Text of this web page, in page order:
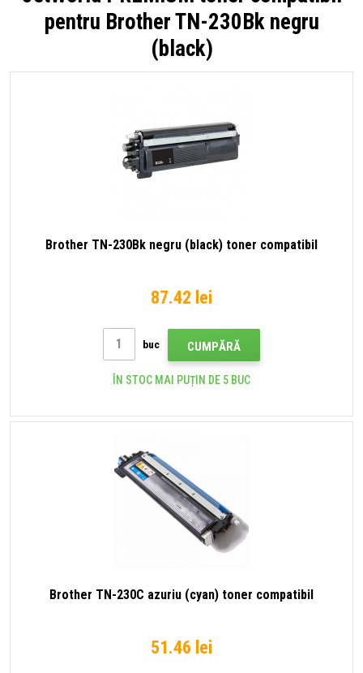
pentru Brother TN-230Bk negru
(black)
Brother TN-230Bk negru (black) toner compatibil
87.42 lei
buc CUMPĂRĂ
ÎN STOC MAI PUȚIN DE 5 BUC
Brother TN-230C azuriu (cyan) toner compatibil
51.46 lei